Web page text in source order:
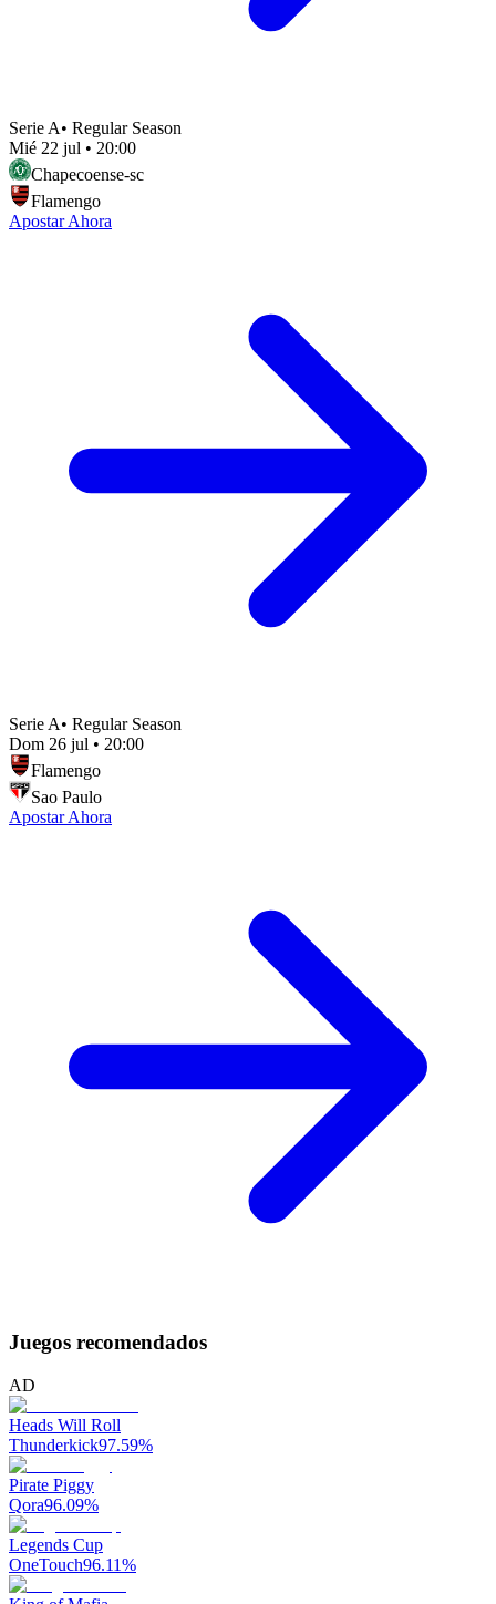
Serie A• Regular Season
Mié 22 jul • 20:00
Chapecoense-sc
Flamengo
Apostar Ahora
Serie A• Regular Season
Dom 26 jul • 20:00
Flamengo
Sao Paulo
Apostar Ahora
Juegos recomendados
AD
Heads Will Roll
Thunderkick97.59%
Pirate Piggy
Qora96.09%
Legends Cup
OneTouch96.11%